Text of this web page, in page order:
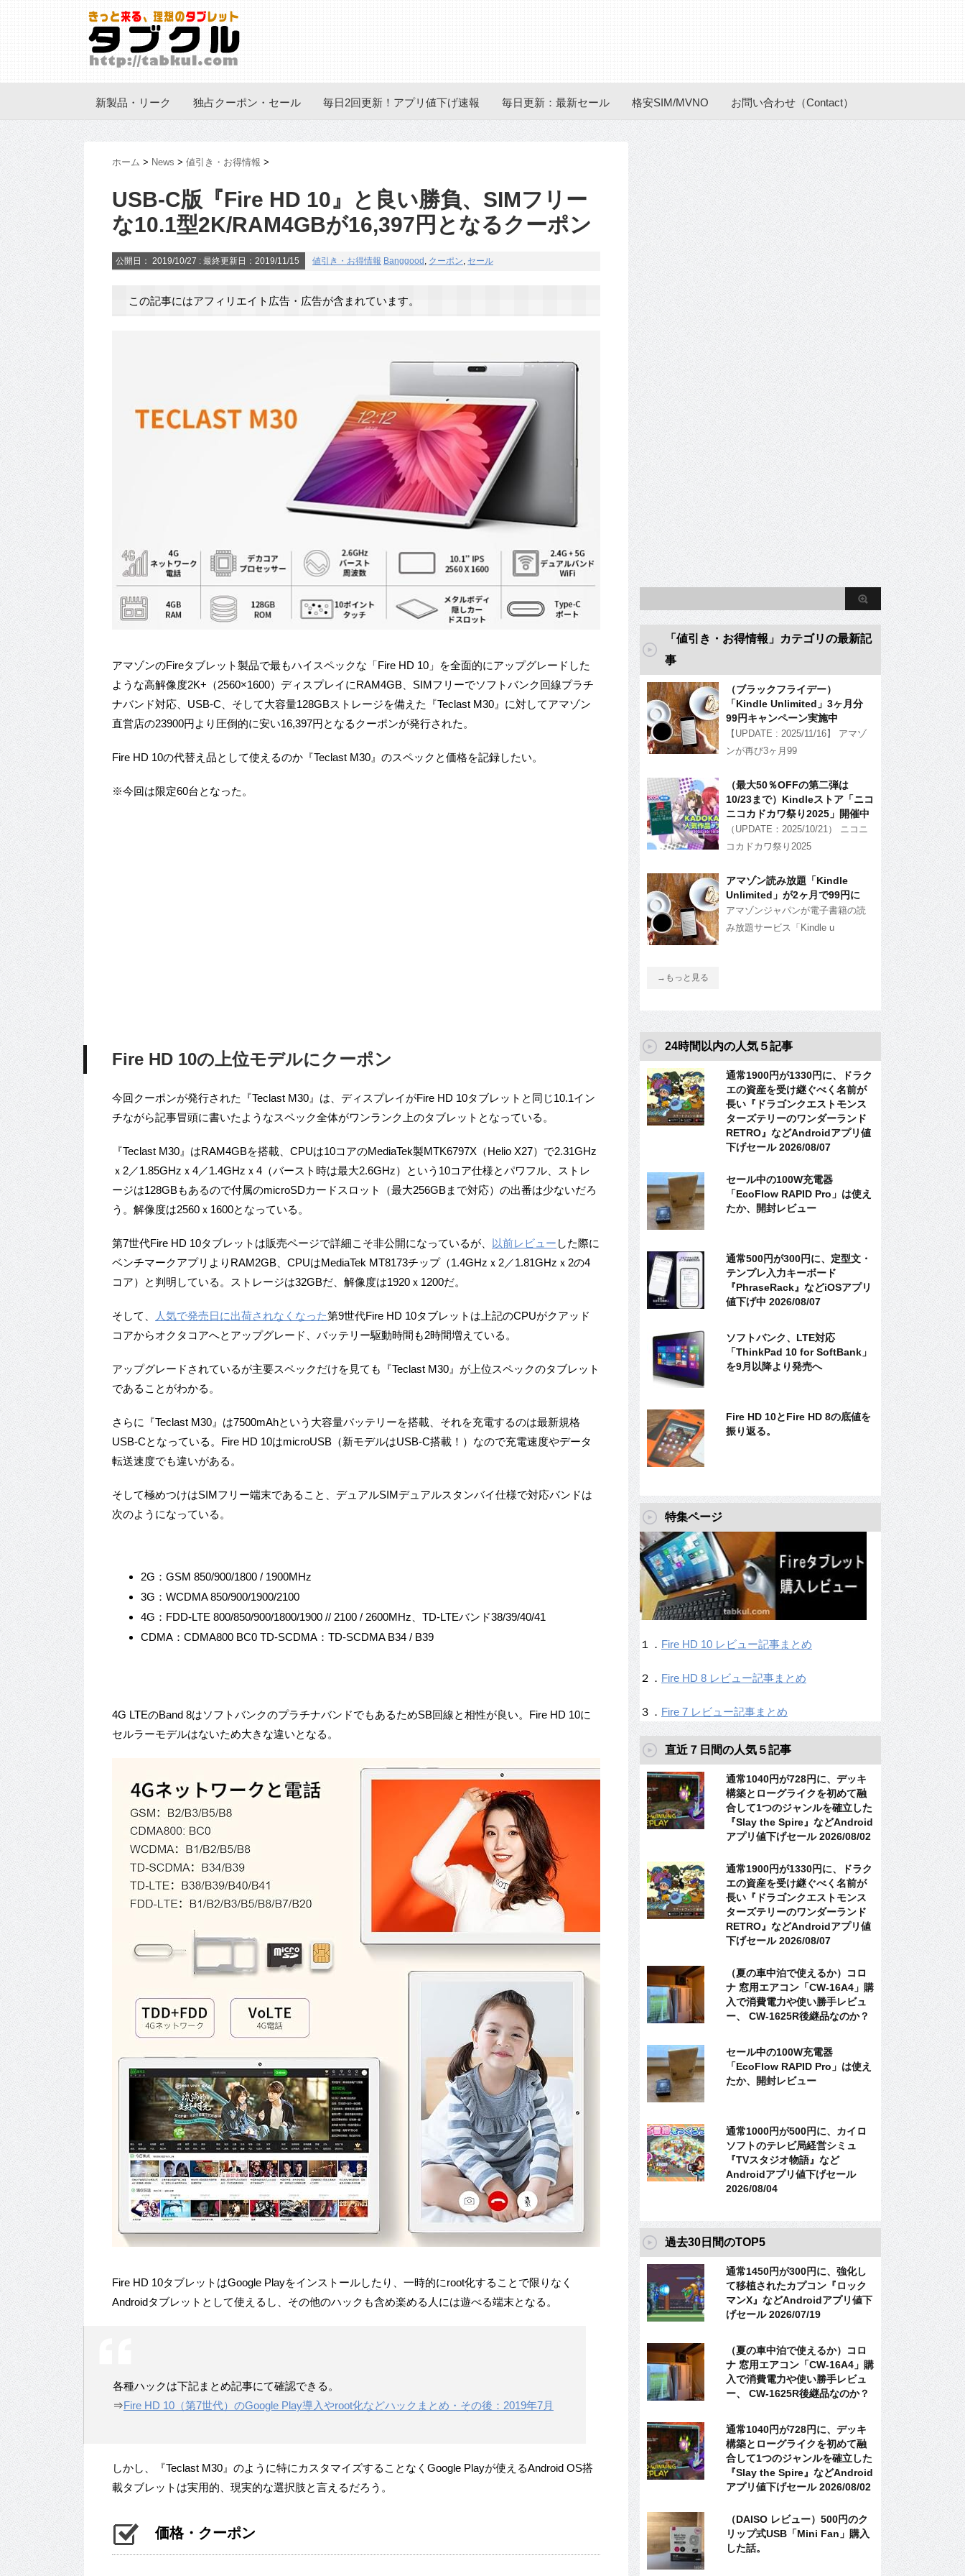
新製品・リーク 独占クーポン・セール 毎日2回更新！アプリ値下げ速報 毎日更新：最新セール 格安SIM/MVNO お問い合わせ（Contact）
ホーム > News > 値引き・お得情報 >
USB-C版『Fire HD 10』と良い勝負、SIMフリー
な10.1型2K/RAM4GBが16,397円となるクーポン
公開日： 2019/10/27 : 最終更新日：2019/11/15 値引き・お得情報 Banggood , クーポン, セール
この記事にはアフィリエイト広告・広告が含まれています。
アマゾンのFireタブレット製品で最もハイスペックな「Fire HD 10」を全面的にアップグレードした
ような高解像度2K+（2560×1600）ディスプレイにRAM4GB、SIMフリーでソフトバンク回線プラチ
ナバンド対応、USB-C、そして大容量128GBストレージを備えた『Teclast M30』に対してアマゾン
直営店の23900円より圧倒的に安い16,397円となるクーポンが発行された。
Fire HD 10の代替え品として使えるのか『Teclast M30』のスペックと価格を記録したい。
※今回は限定60台となった。
Fire HD 10の上位モデルにクーポン
今回クーポンが発行された『Teclast M30』は、ディスプレイがFire HD 10タブレットと同じ10.1イン
チながら記事冒頭に書いたようなスペック全体がワンランク上のタブレットとなっている。
『Teclast M30』はRAM4GBを搭載、CPUは10コアのMediaTek製MTK6797X（Helio X27）で2.31GHz
ｘ2／1.85GHzｘ4／1.4GHzｘ4（バースト時は最大2.6GHz）という10コア仕様とパワフル、ストレ
ージは128GBもあるので付属のmicroSDカードスロット（最大256GBまで対応）の出番は少ないだろ
う。解像度は2560ｘ1600となっている。
第7世代Fire HD 10タブレットは販売ページで詳細こそ非公開になっているが、 以前レビュー した際に
ベンチマークアプリよりRAM2GB、CPUはMediaTek MT8173チップ（1.4GHzｘ2／1.81GHzｘ2の4
コア）と判明している。ストレージは32GBだ、解像度は1920ｘ1200だ。
そして、 人気で発売日に出荷されなくなった第9世代Fire HD 10タブレットは上記のCPUがクアッド
コアからオクタコアへとアップグレード、バッテリー駆動時間も2時間増えている。
アップグレードされているが主要スペックだけを見ても『Teclast M30』が上位スペックのタブレット
であることがわかる。
さらに『Teclast M30』は7500mAhという大容量バッテリーを搭載、それを充電するのは最新規格
USB-Cとなっている。Fire HD 10はmicroUSB（新モデルはUSB-C搭載！）なので充電速度やデータ
転送速度でも違いがある。
そして極めつけはSIMフリー端末であること、デュアルSIMデュアルスタンバイ仕様で対応バンドは
次のようになっている。
2G：GSM 850/900/1800 / 1900MHz
3G：WCDMA 850/900/1900/2100
4G：FDD-LTE 800/850/900/1800/1900 // 2100 / 2600MHz、TD-LTEバンド38/39/40/41
CDMA：CDMA800 BC0 TD-SCDMA：TD-SCDMA B34 / B39
4G LTEのBand 8はソフトバンクのプラチナバンドでもあるためSB回線と相性が良い。Fire HD 10に
セルラーモデルはないため大きな違いとなる。
Fire HD 10タブレットはGoogle Playをインストールしたり、一時的にroot化することで限りなく
Androidタブレットとして使えるし、その他のハックも含め楽める人には遊べる端末となる。
各種ハックは下記まとめ記事にて確認できる。
⇒Fire HD 10（第7世代）のGoogle Play導入やroot化などハックまとめ・その後：2019年7月
しかし、『Teclast M30』のように特にカスタマイズすることなくGoogle Playが使えるAndroid OS搭
載タブレットは実用的、現実的な選択肢と言えるだろう。
価格・クーポン
「値引き・お得情報」カテゴリの最新記
事
（ブラックフライデー）
「Kindle Unlimited」3ヶ月分
99円キャンペーン実施中
【UPDATE : 2025/11/16】 アマゾ
ンが再び3ヶ月99
（最大50％OFFの第二弾は
10/23まで）Kindleストア「ニコ
ニコカドカワ祭り2025」開催中
（UPDATE：2025/10/21） ニコニ
コカドカワ祭り2025
アマゾン読み放題「Kindle
Unlimited」が2ヶ月で99円に
アマゾンジャパンが電子書籍の読
み放題サービス「Kindle u
→もっと見る
24時間以内の人気５記事
通常1900円が1330円に、ドラク
エの資産を受け継ぐべく名前が
長い『ドラゴンクエストモンス
ターズテリーのワンダーランド
RETRO』などAndroidアプリ値
下げセール 2026/08/07
セール中の100W充電器
「EcoFlow RAPID Pro」は使え
たか、開封レビュー
通常500円が300円に、定型文・
テンプレ入力キーボード
『PhraseRack』などiOSアプリ
値下げ中 2026/08/07
ソフトバンク、LTE対応
「ThinkPad 10 for SoftBank」
を9月以降より発売へ
Fire HD 10とFire HD 8の底値を
振り返る。
特集ページ
１． Fire HD 10 レビュー記事まとめ
２． Fire HD 8 レビュー記事まとめ
３． Fire 7 レビュー記事まとめ
直近７日間の人気５記事
通常1040円が728円に、デッキ
構築とローグライクを初めて融
合して1つのジャンルを確立した
『Slay the Spire』などAndroid
アプリ値下げセール 2026/08/02
通常1900円が1330円に、ドラク
エの資産を受け継ぐべく名前が
長い『ドラゴンクエストモンス
ターズテリーのワンダーランド
RETRO』などAndroidアプリ値
下げセール 2026/08/07
（夏の車中泊で使えるか）コロ
ナ 窓用エアコン「CW-16A4」購
入で消費電力や使い勝手レビュ
ー、 CW-1625R後継品なのか？
セール中の100W充電器
「EcoFlow RAPID Pro」は使え
たか、開封レビュー
通常1000円が500円に、カイロ
ソフトのテレビ局経営シミュ
『TVスタジオ物語』など
Androidアプリ値下げセール
2026/08/04
過去30日間のTOP5
通常1450円が300円に、強化し
て移植されたカプコン『ロック
マンX』などAndroidアプリ値下
げセール 2026/07/19
（夏の車中泊で使えるか）コロ
ナ 窓用エアコン「CW-16A4」購
入で消費電力や使い勝手レビュ
ー、 CW-1625R後継品なのか？
通常1040円が728円に、デッキ
構築とローグライクを初めて融
合して1つのジャンルを確立した
『Slay the Spire』などAndroid
アプリ値下げセール 2026/08/02
（DAISO レビュー）500円のク
リップ式USB「Mini Fan」購入
した話。